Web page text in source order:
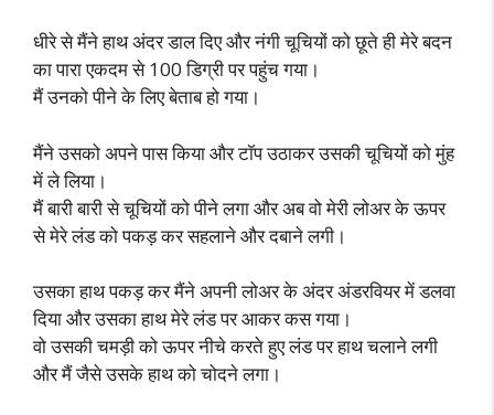
धीरे से मैंने हाथ अंदर डाल दिए और नंगी चूचियों को छूते ही मेरे बदन
का पारा एकदम से 100 डिग्री पर पहुंच गया।
मैं उनको पीने के लिए बेताब हो गया।
मैंने उसको अपने पास किया और टॉप उठाकर उसकी चूचियों को मुंह
में ले लिया।
मैं बारी बारी से चूचियों को पीने लगा और अब वो मेरी लोअर के ऊपर
से मेरे लंड को पकड़ कर सहलाने और दबाने लगी।
उसका हाथ पकड़ कर मैंने अपनी लोअर के अंदर अंडरवियर में डलवा
दिया और उसका हाथ मेरे लंड पर आकर कस गया।
वो उसकी चमड़ी को ऊपर नीचे करते हुए लंड पर हाथ चलाने लगी
और मैं जैसे उसके हाथ को चोदने लगा।